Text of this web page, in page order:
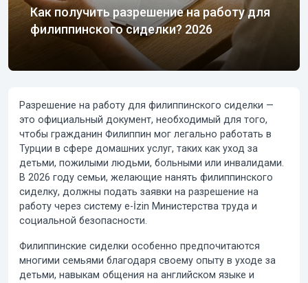
Как получить разрешение на работу для
филиппинского сиделки? 2026
Разрешение на работу для филиппинского сиделки —
это официальный документ, необходимый для того,
чтобы гражданин Филиппин мог легально работать в
Турции в сфере домашних услуг, таких как уход за
детьми, пожилыми людьми, больными или инвалидами.
В 2026 году семьи, желающие нанять филиппинского
сиделку, должны подать заявки на разрешение на
работу через систему e-İzin Министерства труда и
социальной безопасности.
Филиппинские сиделки особенно предпочитаются
многими семьями благодаря своему опыту в уходе за
детьми, навыкам общения на английском языке и